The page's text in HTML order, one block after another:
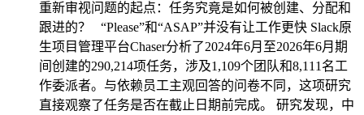
重新审视问题的起点：任务究竟是如何被创建、分配和
跟进的？ “Please”和“ASAP”并没有让工作更快 Slack原
生项目管理平台Chaser分析了2024年6月至2026年6月期
间创建的290,214项任务，涉及1,109个团队和8,111名工
作委派者。与依赖员工主观回答的问卷不同，这项研究
直接观察了任务是否在截止日期前完成。 研究发现，中